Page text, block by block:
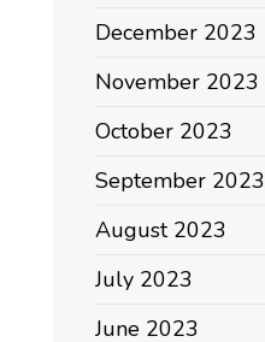
December 2023
November 2023
October 2023
September 2023
August 2023
July 2023
June 2023